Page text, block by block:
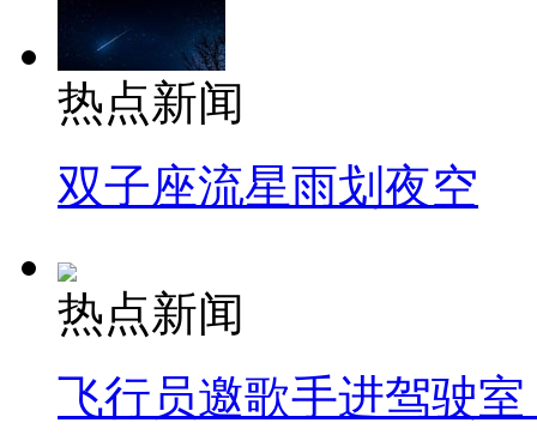
热点新闻
双子座流星雨划夜空
热点新闻
飞行员邀歌手进驾驶